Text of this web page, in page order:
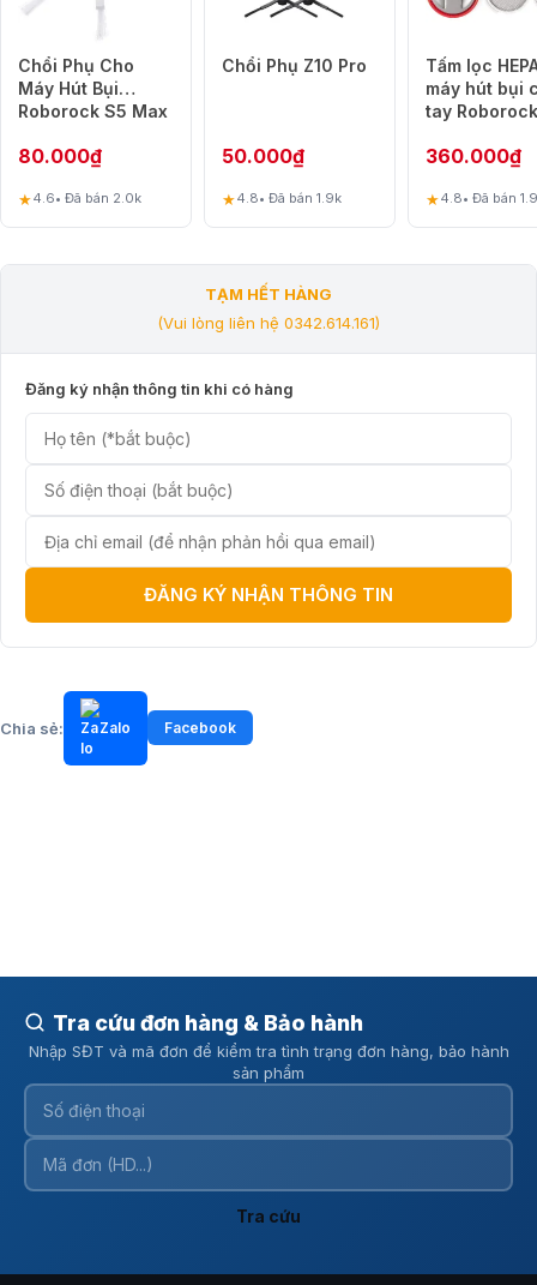
TẠM HẾT HÀNG
(Vui lòng liên hệ 0342.614.161)
Đăng ký nhận thông tin khi có hàng
ĐĂNG KÝ NHẬN THÔNG TIN
Chia sẻ: Zalo Facebook
Chổi Phụ Cho
Máy Hút Bụi
Roborock S5 Max
80.000₫
★4.6• Đã bán 2.0k
Chổi Phụ Z10 Pro
50.000₫
★4.8• Đã bán 1.9k
Tấm lọc
máy hút bụi
tay
360.000₫
★4.8• Đã bán
Tra cứu đơn hàng & Bảo hành
Nhập SĐT và mã đơn để kiểm tra tình trạng đơn hàng, bảo hành
sản phẩm
Tra cứu